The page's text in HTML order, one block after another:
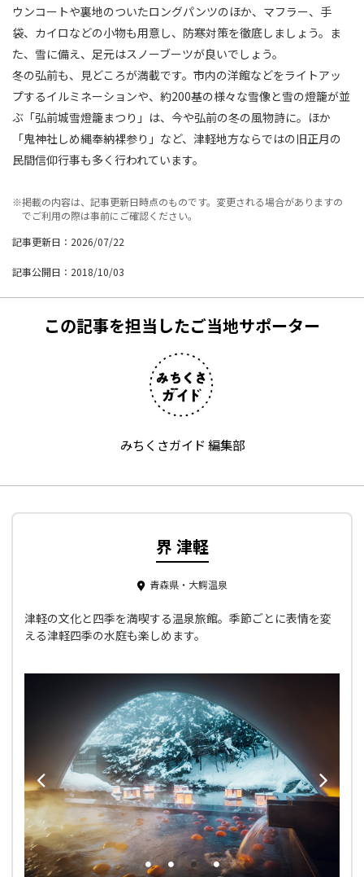
ウンコートや裏地のついたロングパンツのほか、マフラー、手
袋、カイロなどの小物も用意し、防寒対策を徹底しましょう。ま
た、雪に備え、足元はスノーブーツが良いでしょう。
冬の弘前も、見どころが満載です。市内の洋館などをライトアッ
プするイルミネーションや、約200基の様々な雪像と雪の燈籠が並
ぶ「弘前城雪燈籠まつり」は、今や弘前の冬の風物詩に。ほか
「鬼神社しめ縄奉納裸参り」など、津軽地方ならではの旧正月の
民間信仰行事も多く行われています。
※掲載の内容は、記事更新日時点のものです。変更される場合がありますの
でご利用の際は事前にご確認ください。
記事更新日：2026/07/22
記事公開日：2018/10/03
この記事を担当したご当地サポーター
みちくさガイド 編集部
界 津軽
青森県・大鰐温泉
津軽の文化と四季を満喫する温泉旅館。季節ごとに表情を変
える津軽四季の水庭も楽しめます。